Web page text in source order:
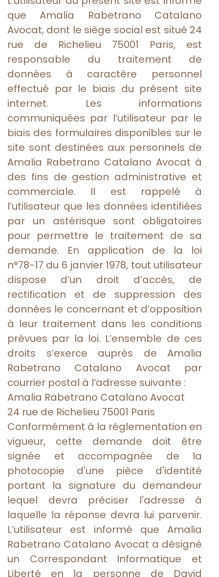
que Amalia Rabetrano Catalano
Avocat, dont le siège social est situé 24
rue de Richelieu 75001 Paris, est
responsable du traitement de
données à caractère personnel
effectué par le biais du présent site
internet. Les informations
communiquées par l’utilisateur par le
biais des formulaires disponibles sur le
site sont destinées aux personnels de
Amalia Rabetrano Catalano Avocat à
des fins de gestion administrative et
commerciale. Il est rappelé à
l’utilisateur que les données identifiées
par un astérisque sont obligatoires
pour permettre le traitement de sa
demande. En application de la loi
n°78-17 du 6 janvier 1978, tout utilisateur
dispose d’un droit d’accès, de
rectification et de suppression des
données le concernant et d’opposition
à leur traitement dans les conditions
prévues par la loi. L’ensemble de ces
droits s’exerce auprès de Amalia
Rabetrano Catalano Avocat par
courrier postal à l’adresse suivante :
Amalia Rabetrano Catalano Avocat
24 rue de Richelieu 75001 Paris
Conformément à la réglementation en
vigueur, cette demande doit être
signée et accompagnée de la
photocopie d'une pièce d'identité
portant la signature du demandeur
lequel devra préciser l'adresse à
laquelle la réponse devra lui parvenir.
L’utilisateur est informé que Amalia
Rabetrano Catalano Avocat a désigné
un Correspondant Informatique et
Liberté en la personne de David